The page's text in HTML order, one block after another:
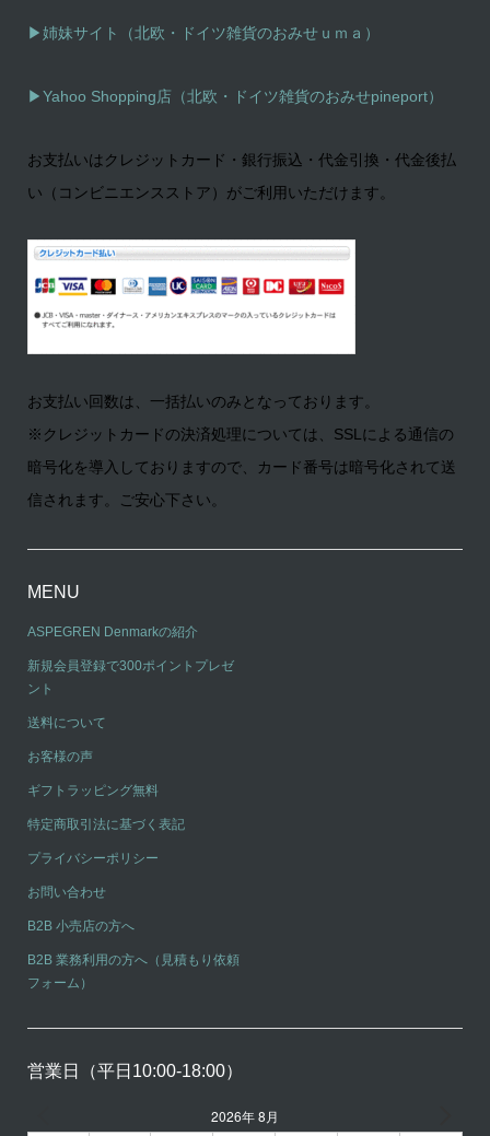
▶姉妹サイト（北欧・ドイツ雑貨のおみせｕｍａ）
▶Yahoo Shopping店（北欧・ドイツ雑貨のおみせpineport）
お支払いはクレジットカード・銀行振込・代金引換・代金後払
い（コンビニエンスストア）がご利用いただけます。
お支払い回数は、一括払いのみとなっております。
※クレジットカードの決済処理については、SSLによる通信の
暗号化を導入しておりますので、カード番号は暗号化されて送
信されます。ご安心下さい。
MENU
ASPEGREN Denmarkの紹介
新規会員登録で300ポイントプレゼ
ント
送料について
お客様の声
ギフトラッピング無料
特定商取引法に基づく表記
プライバシーポリシー
お問い合わせ
B2B 小売店の方へ
B2B 業務利用の方へ（見積もり依頼
フォーム）
営業日（平日10:00-18:00）
2026年 8月